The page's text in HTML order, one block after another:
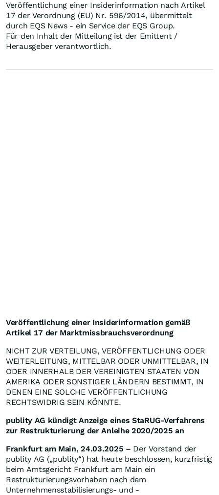
Veröffentlichung einer Insiderinformation nach Artikel
17 der Verordnung (EU) Nr. 596/2014, übermittelt
durch EQS News - ein Service der EQS Group.
Für den Inhalt der Mitteilung ist der Emittent /
Herausgeber verantwortlich.
Veröffentlichung einer Insiderinformation gemäß
Artikel 17 der Marktmissbrauchsverordnung
NICHT ZUR VERTEILUNG, VERÖFFENTLICHUNG ODER
WEITERLEITUNG, MITTELBAR ODER UNMITTELBAR, IN
ODER INNERHALB DER VEREINIGTEN STAATEN VON
AMERIKA ODER SONSTIGER LÄNDERN BESTIMMT, IN
DENEN EINE SOLCHE VERÖFFENTLICHUNG
RECHTSWIDRIG SEIN KÖNNTE.
publity AG kündigt Anzeige eines StaRUG-Verfahrens
zur Restrukturierung der Anleihe 2020/2025 an
Frankfurt am Main, 24.03.2025 – Der Vorstand der
publity AG („publity“) hat heute beschlossen, kurzfristig
beim Amtsgericht Frankfurt am Main ein
Restrukturierungsvorhaben nach dem
Unternehmensstabilisierungs- und -